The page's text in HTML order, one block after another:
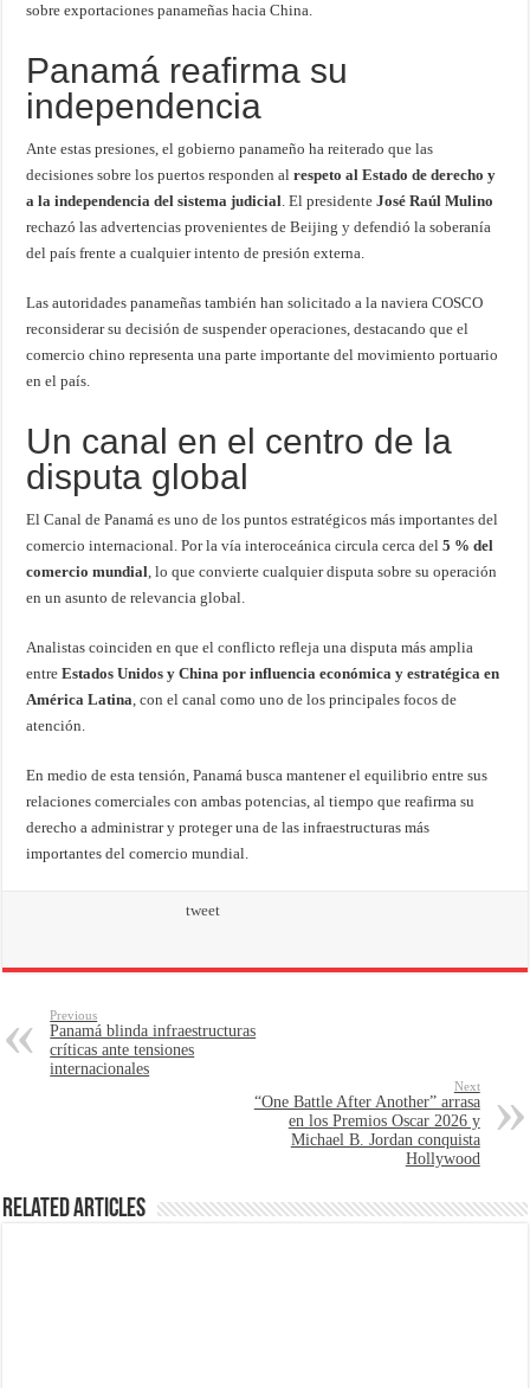
sobre exportaciones panameñas hacia China.
Panamá reafirma su
independencia
Ante estas presiones, el gobierno panameño ha reiterado que las
decisiones sobre los puertos responden alrespeto al Estado de derecho y
a la independencia del sistema judicial. El presidenteJosé Raúl Mulino
rechazó las advertencias provenientes de Beijing y defendió la soberanía
del país frente a cualquier intento de presión externa.
Las autoridades panameñas también han solicitado a la naviera COSCO
reconsiderar su decisión de suspender operaciones, destacando que el
comercio chino representa una parte importante del movimiento portuario
en el país.
Un canal en el centro de la
disputa global
El Canal de Panamá es uno de los puntos estratégicos más importantes del
comercio internacional. Por la vía interoceánica circula cerca del5 % del
comercio mundial, lo que convierte cualquier disputa sobre su operación
en un asunto de relevancia global.
Analistas coinciden en que el conflicto refleja una disputa más amplia
entreEstados Unidos y China por influencia económica y estratégica en
América Latina, con el canal como uno de los principales focos de
atención.
En medio de esta tensión, Panamá busca mantener el equilibrio entre sus
relaciones comerciales con ambas potencias, al tiempo que reafirma su
derecho a administrar y proteger una de las infraestructuras más
importantes del comercio mundial.
tweet
Previous
Panamá blinda infraestructuras
críticas ante tensiones
internacionales
Next
“One Battle After Another” arrasa
en los Premios Oscar 2026 y
Michael B. Jordan conquista
Hollywood
Related Articles